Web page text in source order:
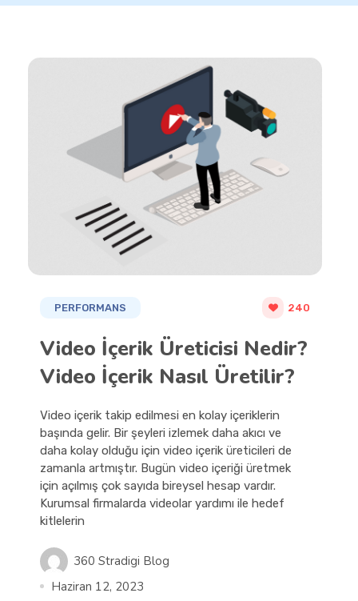
PERFORMANS 240
Video İçerik Üreticisi Nedir?
Video İçerik Nasıl Üretilir?
Video içerik takip edilmesi en kolay içeriklerin
başında gelir. Bir şeyleri izlemek daha akıcı ve
daha kolay olduğu için video içerik üreticileri de
zamanla artmıştır. Bugün video içeriği üretmek
için açılmış çok sayıda bireysel hesap vardır.
Kurumsal firmalarda videolar yardımı ile hedef
kitlelerin
360 Stradigi Blog
Haziran 12, 2023